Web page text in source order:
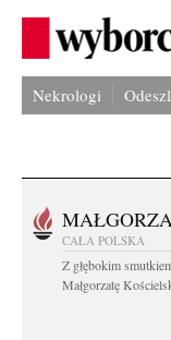
Nekrologi
CAŁA POLSKA
Z głębokim
Małgorzatę